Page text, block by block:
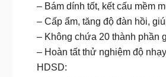
– Bám dính tốt, kết cấu mềm
– Cấp ẩm, tăng độ đàn hồi,
– Không chứa 20 thành phần
– Hoàn tất thử nghiệm độ
HDSD: